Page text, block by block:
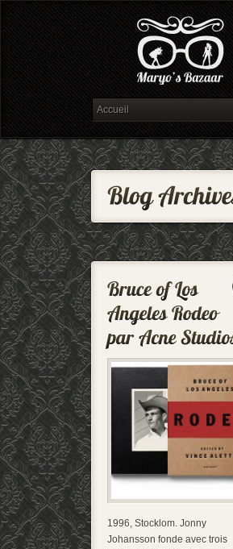
1996, Stocklom. Jonny
Johansson fonde avec trois